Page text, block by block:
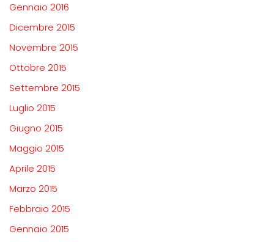
Gennaio 2016
Dicembre 2015
Novembre 2015
Ottobre 2015
Settembre 2015
Luglio 2015
Giugno 2015
Maggio 2015
Aprile 2015
Marzo 2015
Febbraio 2015
Gennaio 2015